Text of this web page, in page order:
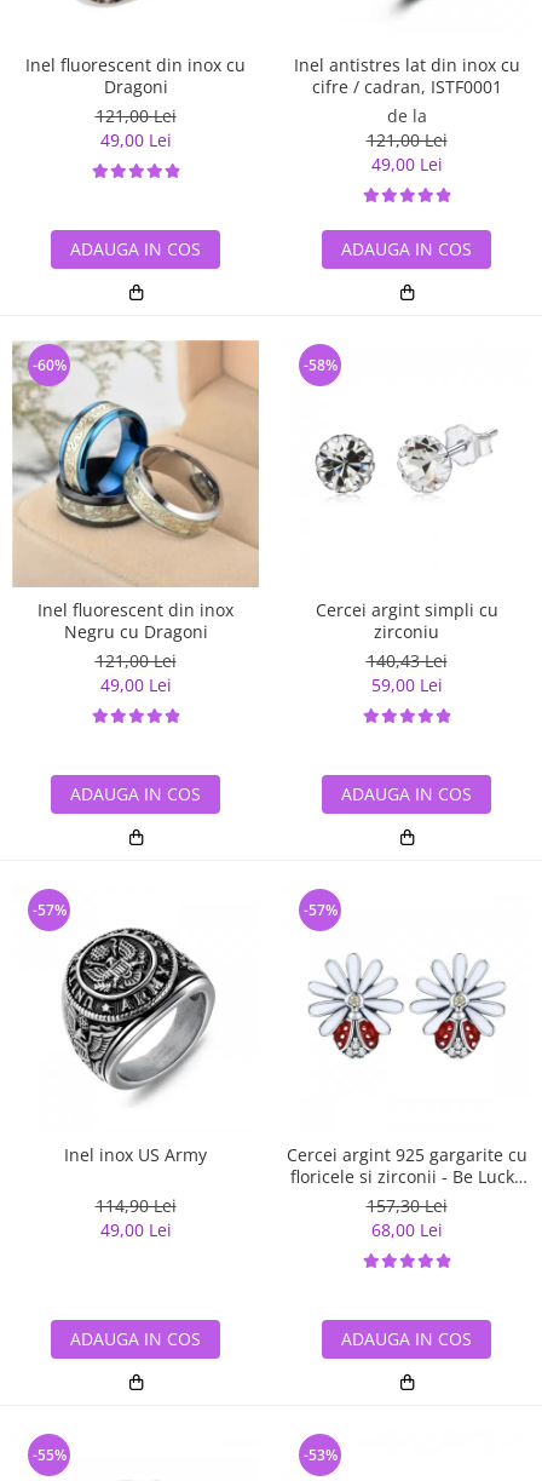
Inel fluorescent din inox cu
Dragoni
121,00 Lei
49,00 Lei
ADAUGA IN COS
Inel antistres lat din inox cu
cifre / cadran, ISTF0001
de la
121,00 Lei
49,00 Lei
ADAUGA IN COS
Inel fluorescent din inox
Negru cu Dragoni
121,00 Lei
49,00 Lei
-60%
ADAUGA IN COS
Cercei argint simpli cu
zirconiu
140,43 Lei
59,00 Lei
-58%
ADAUGA IN COS
Inel inox US Army
114,90 Lei
49,00 Lei
-57%
ADAUGA IN COS
Cercei argint 925 gargarite cu
floricele si zirconii - Be Lucky
EST0022
157,30 Lei
68,00 Lei
-57%
ADAUGA IN COS
-55% -53%